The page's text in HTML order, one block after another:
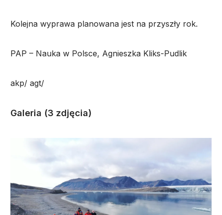
Kolejna wyprawa planowana jest na przyszły rok.
PAP – Nauka w Polsce, Agnieszka Kliks-Pudlik
akp/ agt/
Galeria (3 zdjęcia)